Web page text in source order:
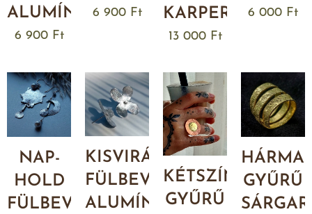
ALUMÍNIUMBÓL
6 900Ft
6 900Ft
KARPEREC
13 000Ft
6 000 Ft
NAP-
HOLD
FÜLBEVALÓ
KISVIRÁG
FÜLBEVALÓ
ALUMÍNIUMBÓL
KÉTSZÍNŰ
GYŰRŰ
GYŰRŰ